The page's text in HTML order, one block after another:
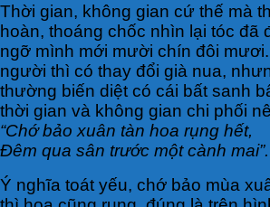
Thời gian, không gian cứ thế mà
hoàn, thoáng chốc nhìn lại tóc đã
ngỡ mình mới mười chín đôi
người thì có thay đổi già nua,
thường biến diệt có cái bất sanh
thời gian và không gian chi phối
“Chớ bảo xuân tàn hoa rụng hết,
Đêm qua sân trước một cành mai”.
Ý nghĩa toát yếu, chớ bảo mùa